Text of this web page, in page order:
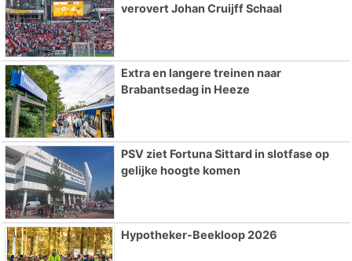
verovert Johan Cruijff Schaal
Extra en langere treinen naar
Brabantsedag in Heeze
PSV ziet Fortuna Sittard in slotfase op
gelijke hoogte komen
Hypotheker-Beekloop 2026